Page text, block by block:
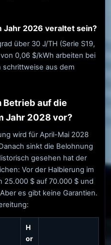
Jahr 2026 veraltet sein?
über 30 J/TH (Serie S19,
0,06 $/kWh arbeiten bei
schrittweise aus dem
Betrieb auf die
Jahr 2028 vor?
wird für April-Mai 2028
sinkt die Belohnung
gesehen hat der
Vor der Halbierung im
25.000 $ auf 70.000 $ und
es gibt keine Garantien.
H
or